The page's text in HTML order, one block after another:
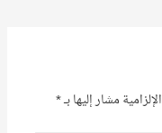
مشار إليها بـ*